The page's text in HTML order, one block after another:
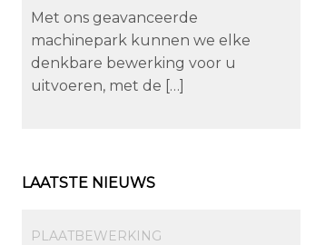
Met ons geavanceerde
machinepark kunnen we elke
denkbare bewerking voor u
uitvoeren, met de […]
LAATSTE NIEUWS
PLAATBEWERKING